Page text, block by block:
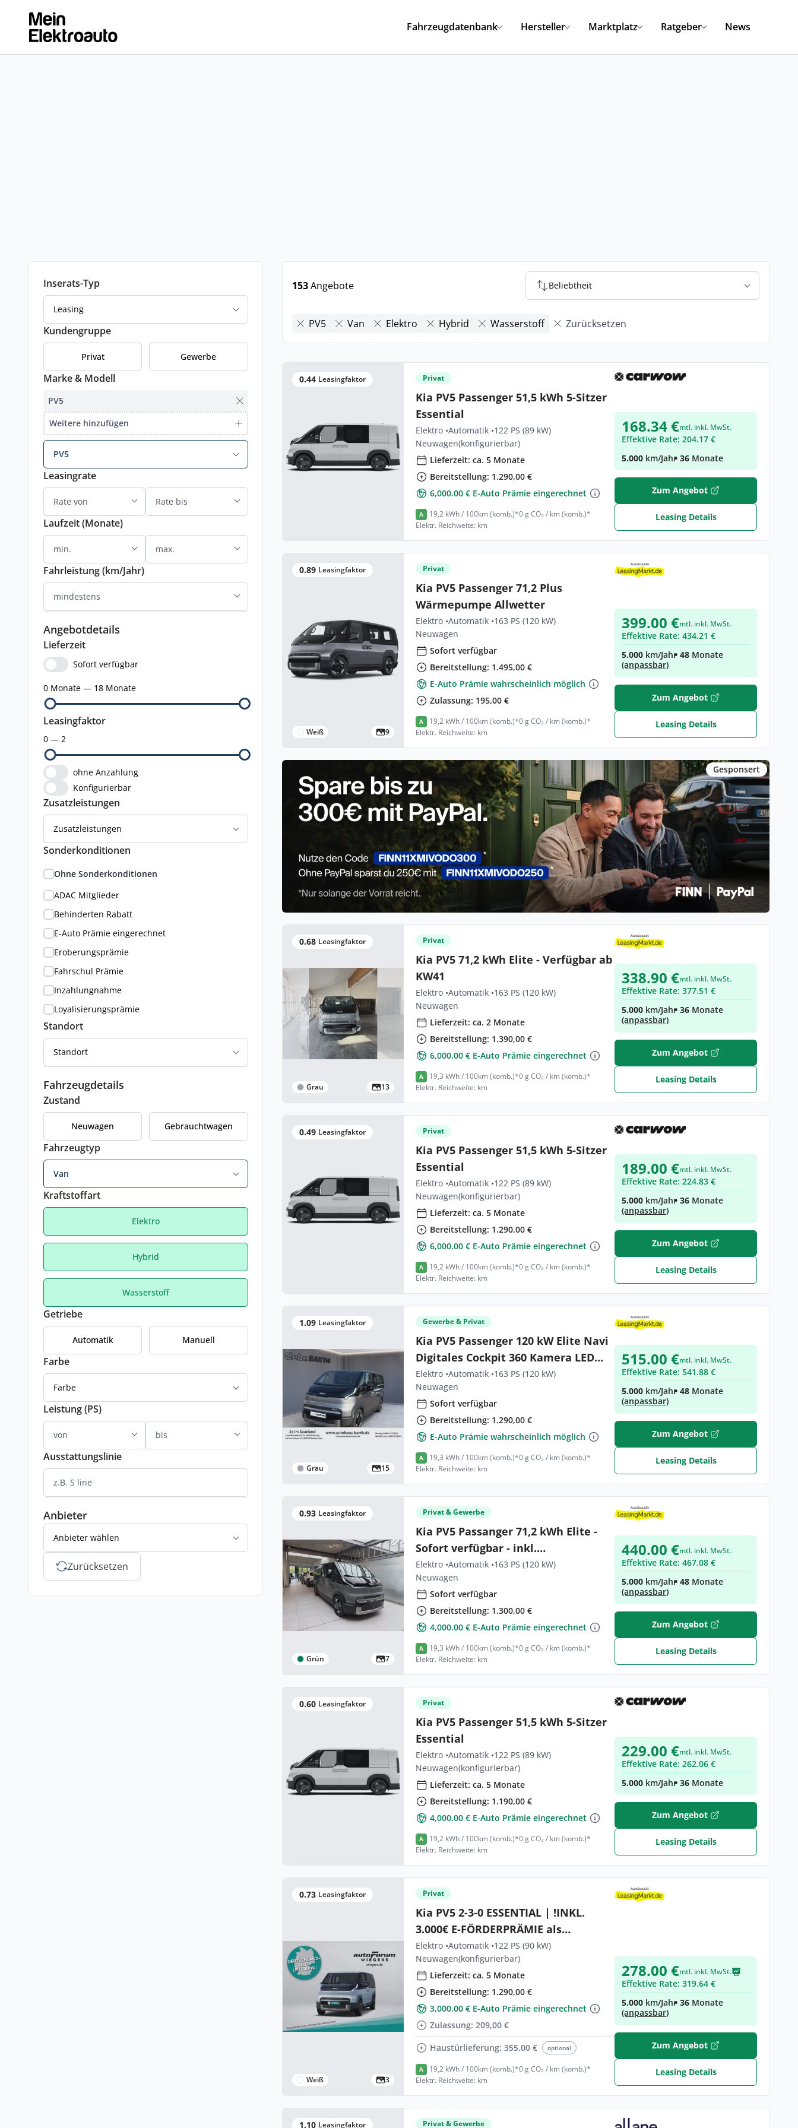
Fahrzeugdatenbank Hersteller Marktplatz Ratgeber News
Inserats-Typ
Leasing
Kundengruppe
Privat Gewerbe
Marke & Modell
PV5
Weitere hinzufügen
PV5
Leasingrate
Laufzeit (Monate)
Fahrleistung (km/Jahr)
Angebotdetails
Lieferzeit
Sofort verfügbar
0 Monate — 18 Monate
Leasingfaktor
0 — 2
ohne Anzahlung
Konfigurierbar
Zusatzleistungen
Zusatzleistungen
Sonderkonditionen
Ohne Sonderkonditionen
ADAC Mitglieder
Behinderten Rabatt
E-Auto Prämie eingerechnet
Eroberungsprämie
Fahrschul Prämie
Inzahlungnahme
Loyalisierungsprämie
Standort
Standort
Fahrzeugdetails
Zustand
Neuwagen Gebrauchtwagen
Fahrzeugtyp
Van
Kraftstoffart
Elektro
Hybrid
Wasserstoff
Getriebe
Automatik Manuell
Farbe
Farbe
Leistung (PS)
Ausstattungslinie
Anbieter
Anbieter wählen
Zurücksetzen
153Angebote Beliebtheit
PV5 Van Elektro Hybrid Wasserstoff Zurücksetzen
0.44 Leasingfaktor Privat
Kia PV5 Passenger 51,5 kWh 5-Sitzer
Essential
Elektro •Automatik •122 PS (89 kW)
Neuwagen(konfigurierbar)
Lieferzeit: ca. 5 Monate
Bereitstellung: 1.290,00 €
6,000.00 € E-Auto Prämie eingerechnet
A 19,2 kWh / 100km (komb.)*0 g CO₂ / km (komb.)*
Elektr. Reichweite: km
168.34 €mtl. inkl. MwSt.
Effektive Rate: 204.17 €
5.000 km/Jahr• 36 Monate
Zum Angebot
Leasing Details
0.89 Leasingfaktor
Weiß 9
Privat
Kia PV5 Passenger 71,2 Plus
Wärmepumpe Allwetter
Elektro •Automatik •163 PS (120 kW)
Neuwagen
Sofort verfügbar
Bereitstellung: 1.495,00 €
E-Auto Prämie wahrscheinlich möglich
Zulassung: 195,00 €
A 19,2 kWh / 100km (komb.)*0 g CO₂ / km (komb.)*
Elektr. Reichweite: km
399.00 €mtl. inkl. MwSt.
Effektive Rate: 434.21 €
5.000 km/Jahr• 48 Monate
(anpassbar)
Zum Angebot
Leasing Details
Gesponsert
0.68 Leasingfaktor
Grau 13
Privat
Kia PV5 71,2 kWh Elite - Verfügbar ab
KW41
Elektro •Automatik •163 PS (120 kW)
Neuwagen
Lieferzeit: ca. 2 Monate
Bereitstellung: 1.390,00 €
6,000.00 € E-Auto Prämie eingerechnet
A 19,3 kWh / 100km (komb.)*0 g CO₂ / km (komb.)*
Elektr. Reichweite: km
338.90 €mtl. inkl. MwSt.
Effektive Rate: 377.51 €
5.000 km/Jahr• 36 Monate
(anpassbar)
Zum Angebot
Leasing Details
0.49 Leasingfaktor Privat
Kia PV5 Passenger 51,5 kWh 5-Sitzer
Essential
Elektro •Automatik •122 PS (89 kW)
Neuwagen(konfigurierbar)
Lieferzeit: ca. 5 Monate
Bereitstellung: 1.290,00 €
6,000.00 € E-Auto Prämie eingerechnet
A 19,2 kWh / 100km (komb.)*0 g CO₂ / km (komb.)*
Elektr. Reichweite: km
189.00 €mtl. inkl. MwSt.
Effektive Rate: 224.83 €
5.000 km/Jahr• 36 Monate
(anpassbar)
Zum Angebot
Leasing Details
1.09 Leasingfaktor
Grau 15
Gewerbe & Privat
Kia PV5 Passenger 120 kW Elite Navi
Digitales Cockpit 360 Kamera LED
ACC Apple CarPlay Android Auto
Elektro •Automatik •163 PS (120 kW)
Neuwagen
Sofort verfügbar
Bereitstellung: 1.290,00 €
E-Auto Prämie wahrscheinlich möglich
A 19,3 kWh / 100km (komb.)*0 g CO₂ / km (komb.)*
Elektr. Reichweite: km
515.00 €mtl. inkl. MwSt.
Effektive Rate: 541.88 €
5.000 km/Jahr• 48 Monate
(anpassbar)
Zum Angebot
Leasing Details
0.93 Leasingfaktor
Grün 7
Privat & Gewerbe
Kia PV5 Passanger 71,2 kWh Elite -
Sofort verfügbar - inkl.
Wärmepumpe
Elektro •Automatik •163 PS (120 kW)
Neuwagen
Sofort verfügbar
Bereitstellung: 1.300,00 €
4,000.00 € E-Auto Prämie eingerechnet
A 19,3 kWh / 100km (komb.)*0 g CO₂ / km (komb.)*
Elektr. Reichweite: km
440.00 €mtl. inkl. MwSt.
Effektive Rate: 467.08 €
5.000 km/Jahr• 48 Monate
(anpassbar)
Zum Angebot
Leasing Details
0.60 Leasingfaktor Privat
Kia PV5 Passenger 51,5 kWh 5-Sitzer
Essential
Elektro •Automatik •122 PS (89 kW)
Neuwagen(konfigurierbar)
Lieferzeit: ca. 5 Monate
Bereitstellung: 1.190,00 €
4,000.00 € E-Auto Prämie eingerechnet
A 19,2 kWh / 100km (komb.)*0 g CO₂ / km (komb.)*
Elektr. Reichweite: km
229.00 €mtl. inkl. MwSt.
Effektive Rate: 262.06 €
5.000 km/Jahr• 36 Monate
Zum Angebot
Leasing Details
0.73 Leasingfaktor
Weiß 3
Privat
Kia PV5 2-3-0 ESSENTIAL | !INKL.
3.000€ E-FÖRDERPRÄMIE als
Anzahlung! |
Elektro •Automatik •122 PS (90 kW)
Neuwagen(konfigurierbar)
Lieferzeit: ca. 5 Monate
Bereitstellung: 1.290,00 €
3,000.00 € E-Auto Prämie eingerechnet
Zulassung: 209,00 €
Haustürlieferung: 355,00 €
optional
A 19,2 kWh / 100km (komb.)*0 g CO₂ / km (komb.)*
Elektr. Reichweite: km
278.00 €mtl. inkl. MwSt.
Effektive Rate: 319.64 €
5.000 km/Jahr• 36 Monate
(anpassbar)
Zum Angebot
Leasing Details
1.10 Leasingfaktor Privat & Gewerbe